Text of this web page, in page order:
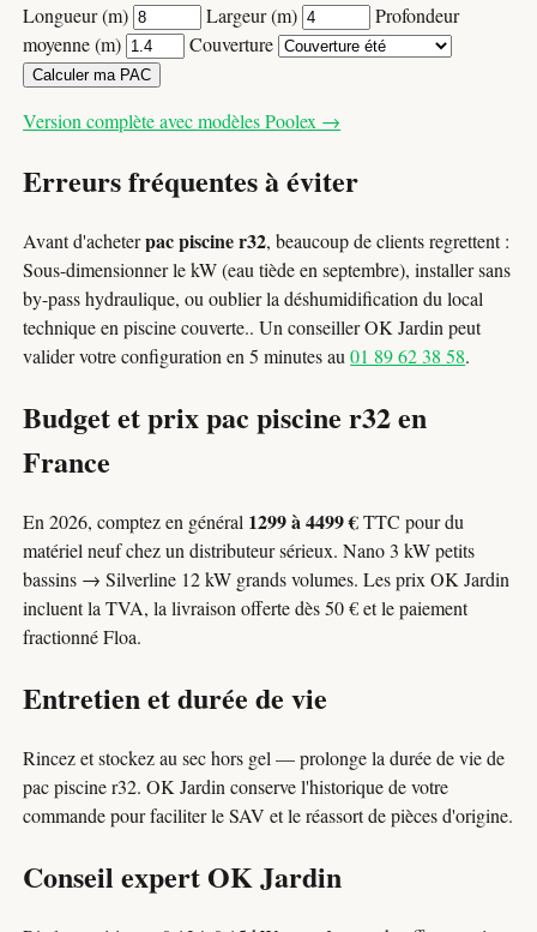
Longueur (m)
Largeur (m)
Profondeur
moyenne (m)
Couverture
Calculer ma PAC
Version complète avec modèles Poolex →
Erreurs fréquentes à éviter
Avant d'acheterpac piscine r32, beaucoup de clients regrettent :
Sous-dimensionner le kW (eau tiède en septembre), installer sans
by-pass hydraulique, ou oublier la déshumidification du local
technique en piscine couverte.. Un conseiller OK Jardin peut
valider votre configuration en 5 minutes au01 89 62 38 58.
Budget et prix pac piscine r32 en
France
En 2026, comptez en général 1299 à 4499 €TTC pour du
matériel neuf chez un distributeur sérieux. Nano 3 kW petits
bassins → Silverline 12 kW grands volumes. Les prix OK Jardin
incluent la TVA, la livraison offerte dès 50 € et le paiement
fractionné Floa.
Entretien et durée de vie
Rincez et stockez au sec hors gel — prolonge la durée de vie de
pac piscine r32. OK Jardin conserve l'historique de votre
commande pour faciliter le SAV et le réassort de pièces d'origine.
Conseil expert OK Jardin